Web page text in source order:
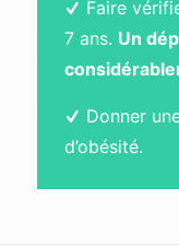
Faire
7 ans. Un
Donner
d’obésité.